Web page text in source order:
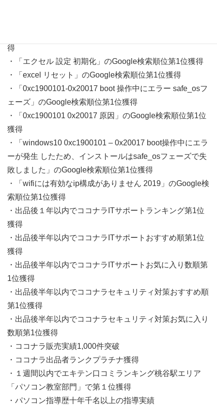
得
・「エクセル 設定 初期化」のGoogle検索順位第1位獲得
・「excel リセット」のGoogle検索順位第1位獲得
・「0xc1900101-0x20017 boot 操作中にエラー safe_osフ
ェーズ」のGoogle検索順位第1位獲得
・「0xc1900101 0x20017 原因」のGoogle検索順位第1位
獲得
・「windows10 0xc1900101 – 0x20017 boot操作中にエラ
ーが発生 したため、インストールはsafe_osフェーズで失
敗しました」のGoogle検索順位第1位獲得
・「wifiには有効なip構成がありません 2019」のGoogle検
索順位第1位獲得
・出品後１年以内でココナラITサポートランキング第1位
獲得
・出品後半年以内でココナラITサポートおすすめ順第1位
獲得
・出品後半年以内でココナラITサポートお気に入り数順第
1位獲得
・出品後半年以内でココナラセキュリティ対策おすすめ順
第1位獲得
・出品後半年以内でココナラセキュリティ対策お気に入り
数順第1位獲得
・ココナラ販売実績1,000件突破
・ココナラ出品者ランクプラチナ獲得
・１週間以内でエキテン口コミランキング桃谷駅エリア
「パソコン教室部門」で第１位獲得
・パソコン指導歴十年千名以上の指導実績